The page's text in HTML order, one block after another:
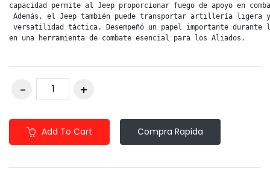
capacidad permite al Jeep proporcionar fuego de apoyo en
Además, el Jeep también puede transportar artillería ligera
versatilidad táctica. Desempeñó un papel importante durante
en una herramienta de combate esencial para los Aliados.
Add To Cart Compra Rapida